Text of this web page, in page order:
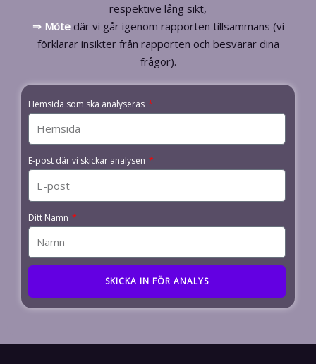
respektive lång sikt,
⇒ Mötedär vi går igenom rapporten tillsammans (vi
förklarar insikter från rapporten och besvarar dina
frågor).
Hemsida som ska analyseras
E-post där vi skickar analysen
Ditt Namn
SKICKA IN FÖR ANALYS